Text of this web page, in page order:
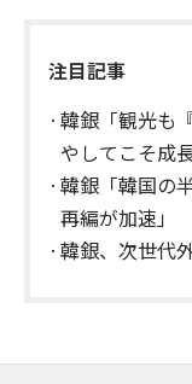
注目記事
韓銀「観光も
やしてこそ成
韓銀「韓国の
再編が加速」
韓銀、次世代